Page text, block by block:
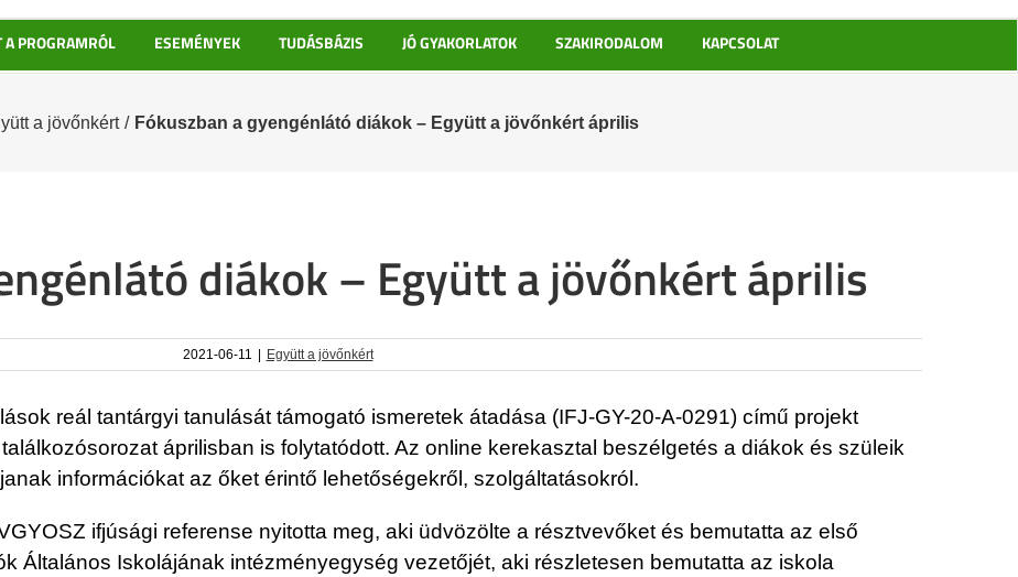
A PROGRAMRÓL ESEMÉNYEK TUDÁSBÁZIS JÓ GYAKORLATOK SZAKIRODALOM KAPCSOLAT
a jövőnkért / Fókuszban a gyengénlátó diákok – Együtt a jövőnkért április
diákok – Együtt a jövőnkért április
2021-06-11 | Együtt a jövőnkért
reál tantárgyi tanulását támogató ismeretek átadása (IFJ-GY-20-A-0291) című projekt
áprilisban is folytatódott. Az online kerekasztal beszélgetés a diákok és szüleik
információkat az őket érintő lehetőségekről, szolgáltatásokról.
ifjúsági referense nyitotta meg, aki üdvözölte a résztvevőket és bemutatta az első
Általános Iskolájának intézményegység vezetőjét, aki részletesen bemutatta az iskola